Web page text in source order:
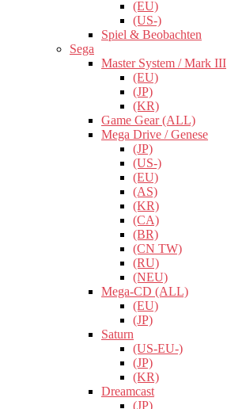
(EU)
(US-)
Spiel & Beobachten
Sega
Master System / Mark III
(EU)
(JP)
(KR)
Game Gear (ALL)
Mega Drive / Genese
(JP)
(US-)
(EU)
(AS)
(KR)
(CA)
(BR)
(CN TW)
(RU)
(NEU)
Mega-CD (ALL)
(EU)
(JP)
Saturn
(US-EU-)
(JP)
(KR)
Dreamcast
(JP)